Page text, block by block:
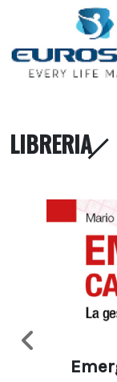
LIBRERIA